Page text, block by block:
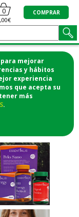
mejorar
y hábitos
experiencia
que acepta su
más
.
0 COMPRAR
EN LA
lo mandamos